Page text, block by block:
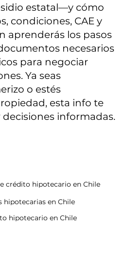
crédito hipotecario en Chile
en Chile
hipotecario en Chile
estatal—y cómo
condiciones, CAE y
aprenderás los pasos
necesarios
para negociar
Ya seas
o estés
esta info te
informadas.